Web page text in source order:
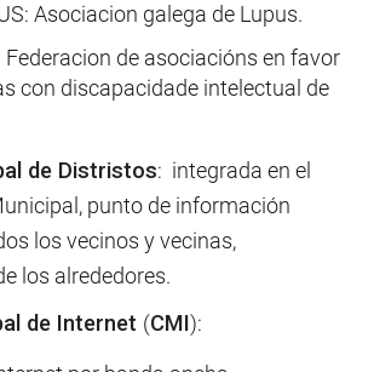
Asociacion galega de Lupus.
Federacion de asociacións en favor
con discapacidade intelectual de
de Distristos: integrada en el
punto de información
los vecinos y vecinas,
los alrededores.
de Internet (CMI):